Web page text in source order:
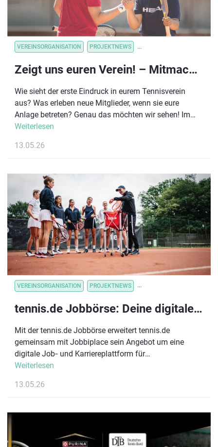
VEREINSORGANISATION PROJEKTNEWS VEREINSORGANISATION
Zeigt uns euren Verein! – Mitmachaktion zu „Deutschland spielt Tennis“ gestartet #DEUTSCHLANDSPIELTTENNIS
Wie sieht der erste Eindruck in eurem Tennisverein
aus? Was erleben neue Mitglieder, wenn sie eure
Anlage betreten? Genau das möchten wir sehen! Im
Rahmen von „Deutschland spielt Tennis“ startet ab
ganz Deutschland. Gesucht werden kurze,
von euch.
Weiterlesen
13.05.26
VEREINSORGANISATION PROJEKTNEWS VEREINSVERWALTUNG
tennis.de Jobbörse: Deine digitale Karriereplattform im Tennissport
Mit der tennis.de Jobbörse erweitert tennis.de
gemeinsam mit Jobbiplace sein Angebot um eine
digitale Job‑ und Karriereplattform für
TennisDeutschland. Ziel ist es, Mitglieder, Spieler:innen,
Arbeitgebern aus der Region zu vernetzen und
zu machen.
Weiterlesen
13.05.26